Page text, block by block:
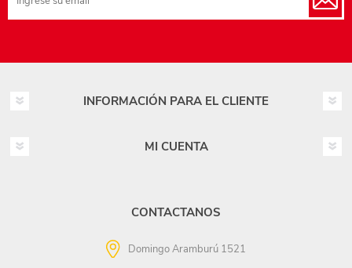
INFORMACIÓN PARA EL CLIENTE
MI CUENTA
CONTACTANOS
Domingo Aramburú 1521